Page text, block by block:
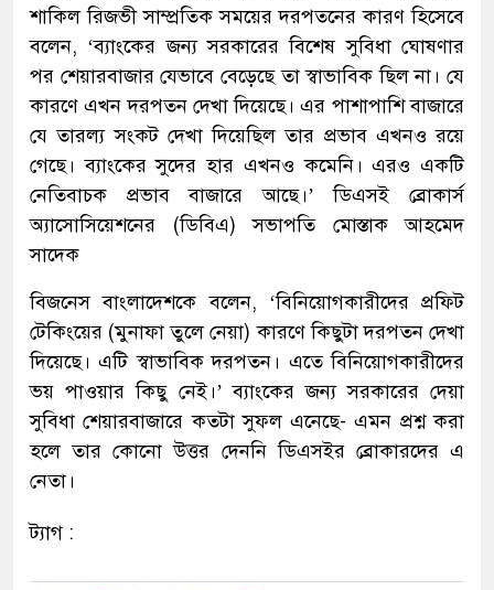
শাকিল রিজভী সাম্প্রতিক সময়ের দরপতনের কারণ হিসেবে
বলেন, ‘ব্যাংকের জন্য সরকারের বিশেষ সুবিধা ঘোষণার
পর শেয়ারবাজার যেভাবে বেড়েছে তা স্বাভাবিক ছিল না। যে
কারণে এখন দরপতন দেখা দিয়েছে। এর পাশাপাশি বাজারে
যে তারল্য সংকট দেখা দিয়েছিল তার প্রভাব এখনও রয়ে
গেছে। ব্যাংকের সুদের হার এখনও কমেনি। এরও একটি
নেতিবাচক প্রভাব বাজারে আছে।’ ডিএসই ব্রোকার্স
অ্যাসোসিয়েশনের (ডিবিএ) সভাপতি মোস্তাক আহমেদ
সাদেক
বিজনেস বাংলাদেশকে বলেন, ‘বিনিয়োগকারীদের প্রফিট
টেকিংয়ের (মুনাফা তুলে নেয়া) কারণে কিছুটা দরপতন দেখা
দিয়েছে। এটি স্বাভাবিক দরপতন। এতে বিনিয়োগকারীদের
ভয় পাওয়ার কিছু নেই।’ ব্যাংকের জন্য সরকারের দেয়া
সুবিধা শেয়ারবাজারে কতটা সুফল এনেছে- এমন প্রশ্ন করা
হলে তার কোনো উত্তর দেননি ডিএসইর ব্রোকারদের এ
নেতা।
ট্যাগ :